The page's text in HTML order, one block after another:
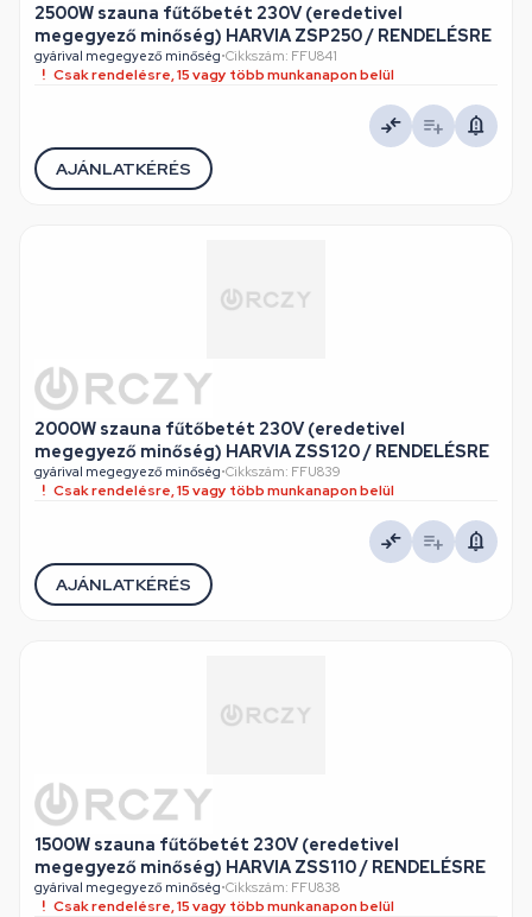
2500W szauna fűtőbetét 230V (eredetivel
megegyező minőség) HARVIA ZSP250 / RENDELÉSRE
gyárival megegyező minőség•Cikkszám: FFU841
Csak rendelésre, 15 vagy több munkanapon belül
AJÁNLATKÉRÉS
2000W szauna fűtőbetét 230V (eredetivel
megegyező minőség) HARVIA ZSS120 / RENDELÉSRE
gyárival megegyező minőség•Cikkszám: FFU839
Csak rendelésre, 15 vagy több munkanapon belül
AJÁNLATKÉRÉS
1500W szauna fűtőbetét 230V (eredetivel
megegyező minőség) HARVIA ZSS110 / RENDELÉSRE
gyárival megegyező minőség•Cikkszám: FFU838
Csak rendelésre, 15 vagy több munkanapon belül